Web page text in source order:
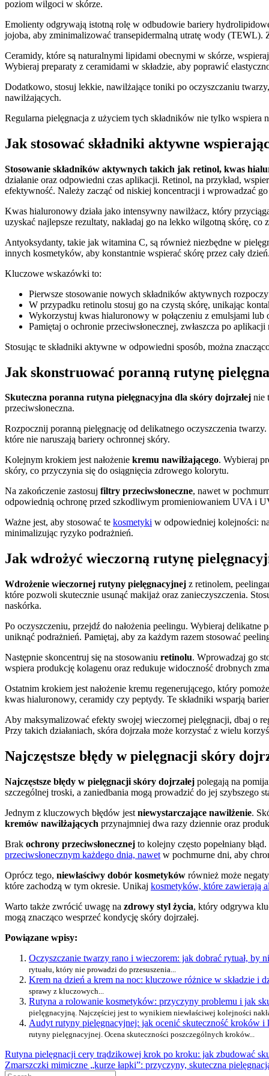
poziom wilgoci w skórze.
Emolienty odgrywają istotną rolę w odbudowie bariery
jojoba, aby zminimalizować transepidermalną utratę wody (TEWL).
Ceramidy, które są naturalnymi lipidami obecnymi w skórze,
Wybieraj preparaty z ceramidami w składzie, aby poprawić
Dodatkowo, stosuj lekkie, nawilżające toniki po oczyszczaniu
nawilżających.
Regularna pielęgnacja z użyciem tych składników nie tylko
Jak stosować składniki aktywne
Stosowanie składników aktywnych takich jak retinol, kwas
działanie oraz odpowiedni czas aplikacji. Retinol, na przykład,
efektywność. Należy zacząć od niskiej koncentracji i wprowadzać
Kwas hialuronowy działa jako intensywny nawilżacz, który
uzyskać najlepsze rezultaty, nakładaj go na lekko wilgotną skórę, co
Antyoksydanty, takie jak witamina C, są również niezbędne w
innych kosmetyków, aby konstantnie wspierać skórę przez cały
Kluczowe wskazówki to:
Pierwsze stosowanie nowych składników aktywnych
W przypadku retinolu stosuj go na czystą skórę, unikając
Wykorzystuj kwas hialuronowy w połączeniu z emulsjami lub
Pamiętaj o ochronie przeciwsłonecznej, zwłaszcza po
Stosując te składniki aktywne w odpowiedni sposób, można
Jak skonstruować poranną rutynę
Skuteczna poranna rutyna pielęgnacyjna dla skóry dojrzałej nie
przeciwsłoneczna.
Rozpocznij poranną pielęgnację od delikatnego oczyszczenia
które nie naruszają bariery ochronnej skóry.
Kolejnym krokiem jest nałożenie kremu nawilżającego. Wybieraj
skóry, co przyczynia się do osiągnięcia zdrowego kolorytu.
Na zakończenie zastosuj filtry przeciwsłoneczne, nawet w
odpowiednią ochronę przed szkodliwym promieniowaniem UVA i
Ważne jest, aby stosować te kosmetyki w odpowiedniej kolejności:
minimalizując ryzyko podrażnień.
Jak wdrożyć wieczorną rutynę
Wdrożenie wieczornej rutyny pielęgnacyjnej z retinolem,
które pozwoli skutecznie usunąć makijaż oraz zanieczyszczenia.
naskórka.
Po oczyszczeniu, przejdź do nałożenia peelingu. Wybieraj
uniknąć podrażnień. Pamiętaj, aby za każdym razem stosować
Następnie skoncentruj się na stosowaniu retinolu. Wprowadzaj go
wspiera produkcję kolagenu oraz redukuje widoczność drobnych
Ostatnim krokiem jest nałożenie kremu regenerującego, który
kwas hialuronowy, ceramidy czy peptydy. Te składniki wsparją
Aby maksymalizować efekty swojej wieczornej pielęgnacji, dbaj o
Przy takich działaniach, skóra dojrzała może korzystać z wielu
Najczęstsze błędy w pielęgnacji skóry
Najczęstsze błędy w pielęgnacji skóry dojrzałej polegają na
szczególnej troski, a zaniedbania mogą prowadzić do jej szybszego
Jednym z kluczowych błędów jest niewystarczające nawilżenie.
kremów nawilżających przynajmniej dwa razy dziennie oraz
Brak ochrony przeciwsłonecznej to kolejny często popełniany
przeciwsłonecznym każdego dnia, nawet w pochmurne dni, aby
Oprócz tego, niewłaściwy dobór kosmetyków również może
które zachodzą w tym okresie. Unikaj kosmetyków, które zawierają
Warto także zwrócić uwagę na zdrowy styl życia, który odgrywa
mogą znacząco wesprzeć kondycję skóry dojrzałej.
Powiązane wpisy:
Oczyszczanie twarzy rano i wieczorem: jak dobrać rytuał, by
rytuału, który nie prowadzi do przesuszenia...
Krem na dzień a krem na noc: kluczowe różnice w składzie i
sprawy z kluczowych...
Rutyna a rolowanie kosmetyków: przyczyny problemu i jak
pielęgnacyjną. Najczęściej jest to wynikiem niewłaściwej kolejności
Audyt rutyny pielęgnacyjnej: jak ocenić skuteczność kroków
rutyny pielęgnacyjnej. Ocena skuteczności poszczególnych kroków...
Nawigacja
wpisu
Rutyna pielęgnacji cery trądzikowej krok po kroku: jak zbudować
Zmarszczki mimiczne „kurze łapki”: przyczyny, skuteczna